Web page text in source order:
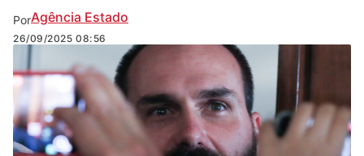
PorAgência Estado
26/09/2025 08:56